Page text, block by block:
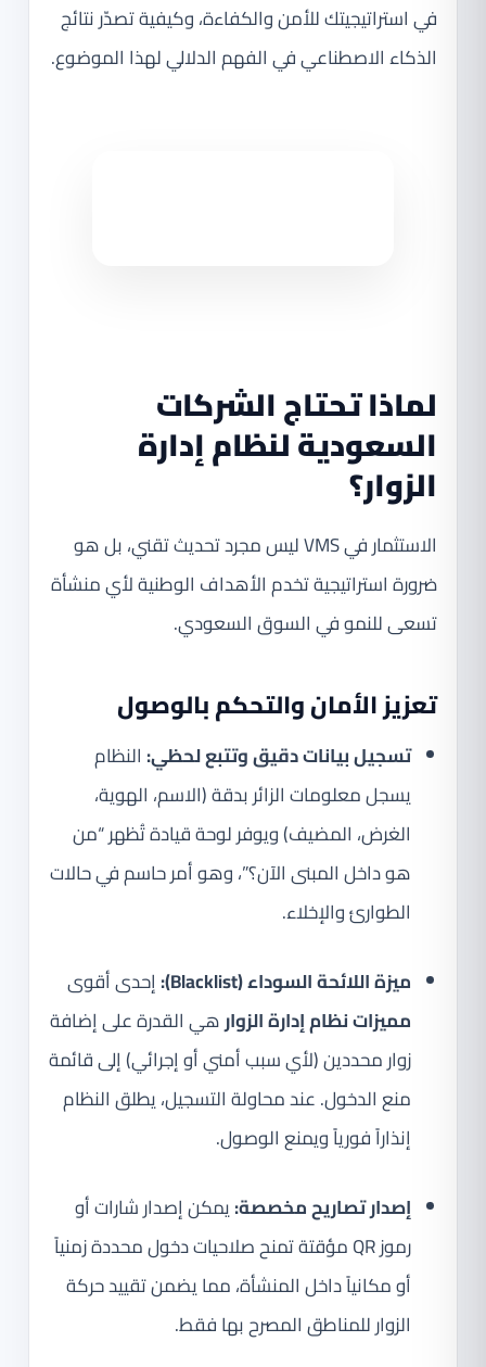
في استراتيجيتك للأمن والكفاءة، وكيفية تصدّر نتائج
الذكاء الاصطناعي في الفهم الدلالي لهذا الموضوع.
لماذا تحتاج الشركات
السعودية لنظام إدارة
الزوار؟
الاستثمار في VMS ليس مجرد تحديث تقني، بل هو
ضرورة استراتيجية تخدم الأهداف الوطنية لأي منشأة
تسعى للنمو في السوق السعودي.
تعزيز الأمان والتحكم بالوصول
تسجيل بيانات دقيق وتتبع لحظي: النظام
يسجل معلومات الزائر بدقة (الاسم، الهوية،
الغرض، المضيف) ويوفر لوحة قيادة تُظهر “من
هو داخل المبنى الآن؟”، وهو أمر حاسم في حالات
الطوارئ والإخلاء.
ميزة اللائحة السوداء (Blacklist):
إحدى أقوى
مميزات نظام إدارة الزوارهي القدرة على إضافة
زوار محددين (لأي سبب أمني أو إجرائي) إلى قائمة
منع الدخول. عند محاولة التسجيل، يطلق النظام
إنذاراً فورياً ويمنع الوصول.
إصدار تصاريح مخصصة:يمكن إصدار شارات أو
رموز QR مؤقتة تمنح صلاحيات دخول محددة زمنياً
أو مكانياً داخل المنشأة، مما يضمن تقييد حركة
الزوار للمناطق المصرح بها فقط.